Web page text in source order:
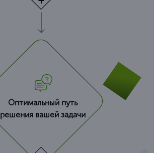
Оптимальный путь
решения вашей задачи